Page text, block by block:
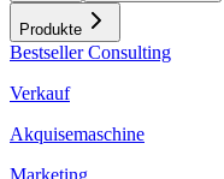
Produkte
Bestseller Consulting
Verkauf
Akquisemaschine
Marketing